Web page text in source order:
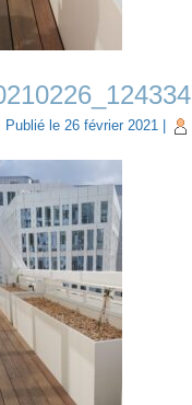
Publié le 26 février 2021